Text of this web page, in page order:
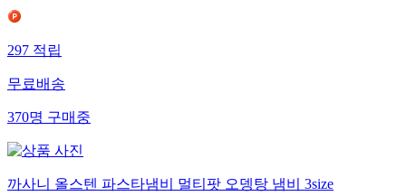
297적립
무료배송
370명구매중
까사니 올스텐 파스타냄비 멀티팟 오뎅탕 냄비 3size